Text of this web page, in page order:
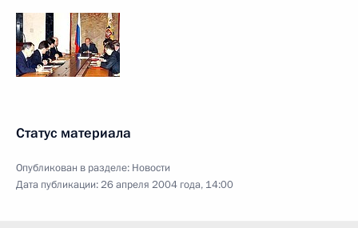
Статус материала
Опубликован в разделе: Новости
Дата публикации:26 апреля 2004 года, 14:00